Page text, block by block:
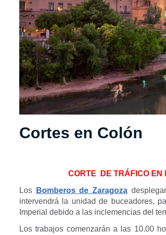
Cortes en Colón
CORTE DE TRÁFICO EN
Los
Bomberos de Zaragoza
intervendrá la unidad de buceadores,
Imperial debido a las inclemencias del
Los trabajos comenzarán a las 10.00